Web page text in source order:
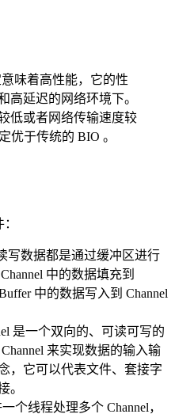
面向流的， 分为字节流和字
都是用缓冲区处理的，这
区别，有点类似于 BIO 中的
用 NIO 在读写数据时，都
ByteBuffer，它可以用来
，IntBuffer、
等分别对应int[]、
来简单看看Buffer类中定义